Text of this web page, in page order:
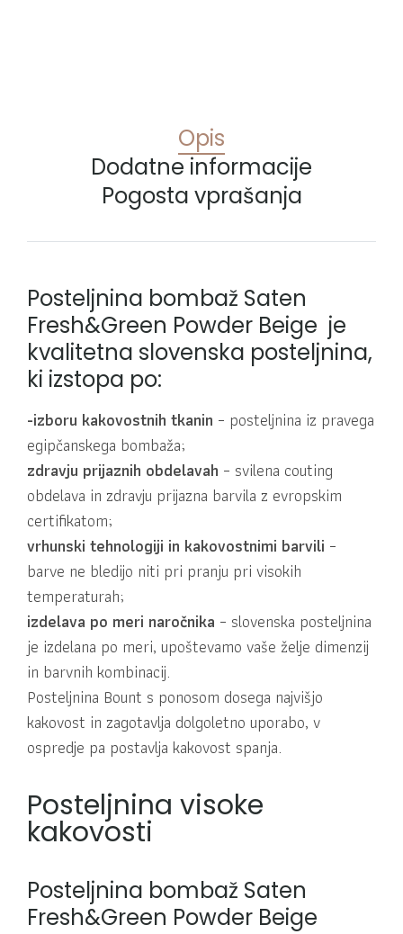
Opis
Dodatne informacije
Pogosta vprašanja
Posteljnina bombaž Saten
Fresh&Green Powder Beige je
kvalitetna slovenska posteljnina,
ki izstopa po:
-izboru kakovostnih tkanin – posteljnina iz pravega
egipčanskega bombaža;
zdravju prijaznih obdelavah – svilena couting
obdelava in zdravju prijazna barvila z evropskim
certifikatom;
vrhunski tehnologiji in kakovostnimi barvili –
barve ne bledijo niti pri pranju pri visokih
temperaturah;
izdelava po meri naročnika – slovenska posteljnina
je izdelana po meri, upoštevamo vaše želje dimenzij
in barvnih kombinacij.
Posteljnina Bount s ponosom dosega najvišjo
kakovost in zagotavlja dolgoletno uporabo, v
ospredje pa postavlja kakovost spanja.
Posteljnina visoke
kakovosti
Posteljnina bombaž Saten
Fresh&Green Powder Beige